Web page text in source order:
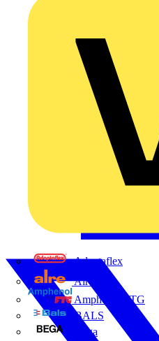
Adaptaflex
Alre
Amphenol FTG
BALS
Bega